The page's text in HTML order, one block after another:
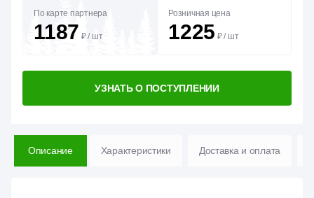
По карте партнера
1187 ₽/ шт
Розничная цена
1225 ₽/ шт
УЗНАТЬ О ПОСТУПЛЕНИИ
Описание Характеристики Доставка и оплата